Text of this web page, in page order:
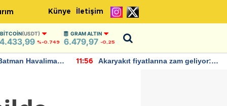
Künye İletişim
BITCOIN(USDT)
%-0.749
GRAM ALTIN
6.479,97 -0,25
Havalimanı
11:56
Akaryakıt fiyatlarına zam geliyor: